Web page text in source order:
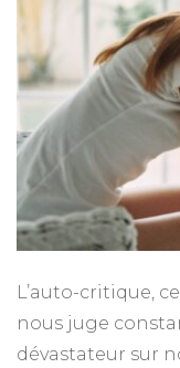
L’auto-critique,
nous juge
dévastateur sur